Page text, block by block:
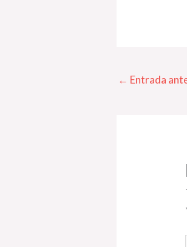
← Entrada